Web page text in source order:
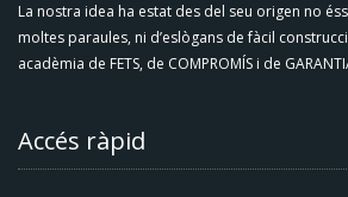
La nostra idea ha estat des del seu origen no
moltes paraules, ni d’eslògans de fàcil
acadèmia de FETS, de COMPROMÍS i de
Accés ràpid